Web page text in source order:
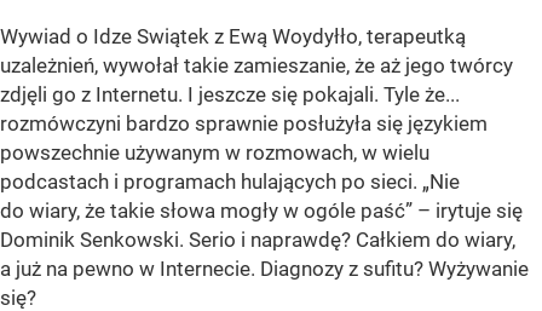
Wywiad o Idze Swiątek z Ewą Woydyłło, terapeutką
uzależnień, wywołał takie zamieszanie, że aż jego twórcy
zdjęli go z Internetu. I jeszcze się pokajali. Tyle że...
rozmówczyni bardzo sprawnie posłużyła się językiem
powszechnie używanym w rozmowach, w wielu
podcastach i programach hulających po sieci. „Nie
do wiary, że takie słowa mogły w ogóle paść” – irytuje się
Dominik Senkowski. Serio i naprawdę? Całkiem do wiary,
a już na pewno w Internecie. Diagnozy z sufitu? Wyżywanie
się?